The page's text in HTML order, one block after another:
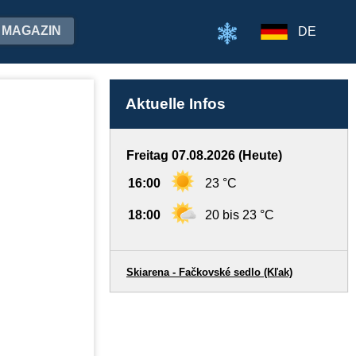
MAGAZIN DE
Aktuelle Infos
Freitag 07.08.2026 (Heute)
16:00 23 °C
18:00 20 bis 23 °C
Skiarena - Fačkovské sedlo (Kľak)